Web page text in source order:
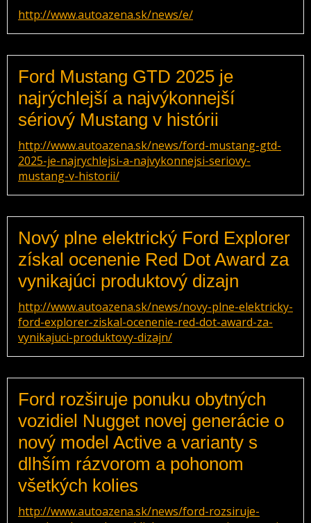
http://www.autoazena.sk/news/e/
Ford Mustang GTD 2025 je
najrýchlejší a najvýkonnejší
sériový Mustang v histórii
http://www.autoazena.sk/news/ford-mustang-gtd-
2025-je-najrychlejsi-a-najvykonnejsi-seriovy-
mustang-v-historii/
Nový plne elektrický Ford Explorer
získal ocenenie Red Dot Award za
vynikajúci produktový dizajn
http://www.autoazena.sk/news/novy-plne-elektricky-
ford-explorer-ziskal-ocenenie-red-dot-award-za-
vynikajuci-produktovy-dizajn/
Ford rozširuje ponuku obytných
vozidiel Nugget novej generácie o
nový model Active a varianty s
dlhším rázvorom a pohonom
všetkých kolies
http://www.autoazena.sk/news/ford-rozsiruje-